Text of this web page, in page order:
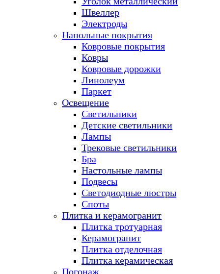
Швеллер
Электроды
Напольные покрытия
Ковровые покрытия
Ковры
Ковровые дорожки
Линолеум
Паркет
Освещение
Светильники
Детские светильники
Лампы
Трековые светильники
Бра
Настольные лампы
Подвесы
Светодиодные люстры
Споты
Плитка и керамогранит
Плитка тротуарная
Керамогранит
Плитка отделочная
Плитка керамическая
Погонаж